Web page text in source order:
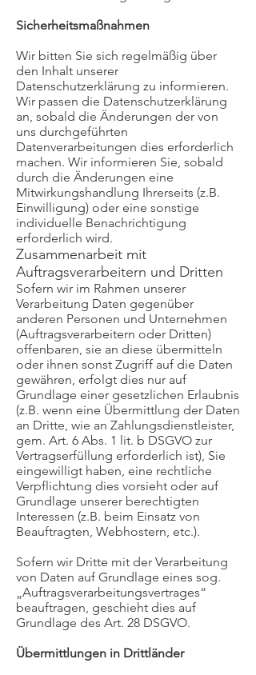
Sicherheitsmaßnahmen
Wir bitten Sie sich regelmäßig über
den Inhalt unserer
Datenschutzerklärung zu informieren.
Wir passen die Datenschutzerklärung
an, sobald die Änderungen der von
uns durchgeführten
Datenverarbeitungen dies erforderlich
machen. Wir informieren Sie, sobald
durch die Änderungen eine
Mitwirkungshandlung Ihrerseits (z.B.
Einwilligung) oder eine sonstige
individuelle Benachrichtigung
erforderlich wird.
Zusammenarbeit mit
Auftragsverarbeitern und Dritten
Sofern wir im Rahmen unserer
Verarbeitung Daten gegenüber
anderen Personen und Unternehmen
(Auftragsverarbeitern oder Dritten)
offenbaren, sie an diese übermitteln
oder ihnen sonst Zugriff auf die Daten
gewähren, erfolgt dies nur auf
Grundlage einer gesetzlichen Erlaubnis
(z.B. wenn eine Übermittlung der Daten
an Dritte, wie an Zahlungsdienstleister,
gem. Art. 6 Abs. 1 lit. b DSGVO zur
Vertragserfüllung erforderlich ist), Sie
eingewilligt haben, eine rechtliche
Verpflichtung dies vorsieht oder auf
Grundlage unserer berechtigten
Interessen (z.B. beim Einsatz von
Beauftragten, Webhostern, etc.).
Sofern wir Dritte mit der Verarbeitung
von Daten auf Grundlage eines sog.
„Auftragsverarbeitungsvertrages“
beauftragen, geschieht dies auf
Grundlage des Art. 28 DSGVO.
Übermittlungen in Drittländer